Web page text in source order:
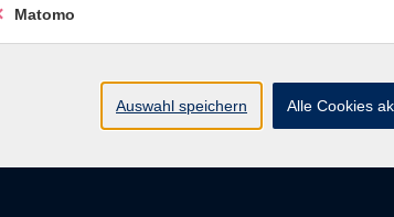
96052 Bamberg
Matomo
Auswahl speichern Alle Cookies